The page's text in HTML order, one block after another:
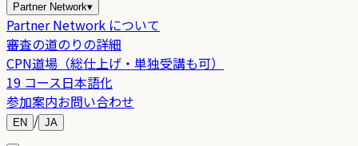
Partner Network▾
Partner Network について
審査の道のりの詳細
CPN道場（総仕上げ・単独受講も可）
19 コース日本語化
参加案内お問い合わせ
EN / JA